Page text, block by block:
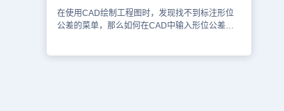
在使用CAD绘制工程图时，发现找不到标注形位
公差的菜单，那么如何在CAD中输入形位公差